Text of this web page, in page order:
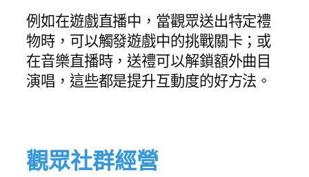
例如在遊戲直播中，當觀眾送出特定禮
物時，可以觸發遊戲中的挑戰關卡；或
在音樂直播時，送禮可以解鎖額外曲目
演唱，這些都是提升互動度的好方法。
觀眾社群經營